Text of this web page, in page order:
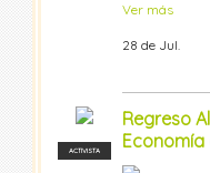
Ver más
28 de Jul.
ACTIVISTA
Regreso
Economía